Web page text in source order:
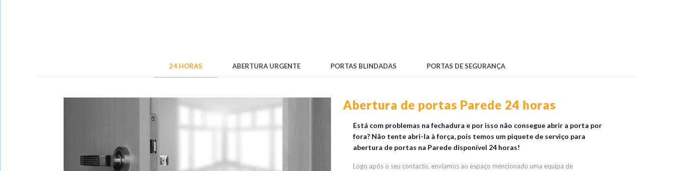
24 HORAS ABERTURA URGENTE PORTAS BLINDADAS PORTAS DE SEGURANÇA
Abertura de portas Parede 24 horas
Está com problemas na fechadura e por isso não consegue abrir a porta por
fora? Não tente abri-la à força, pois temos um piquete de serviço para
abertura de portas na Parede disponível 24 horas!
Logo após o seu contacto, enviamos ao espaço mencionado uma equipa de